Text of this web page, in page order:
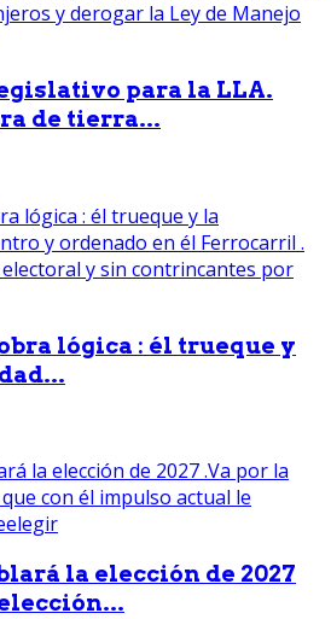
para la LLA.
de tierra...
lógica : él trueque y
la elección de 2027